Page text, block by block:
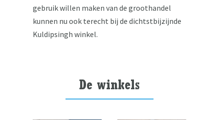
gebruik willen maken van de groothandel
kunnen nu ook terecht bij de dichtstbijzijnde
Kuldipsingh winkel.
De winkels